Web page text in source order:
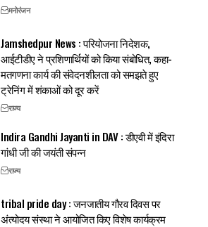
मनोरंजन
Jamshedpur News : परियोजना निदेशक,
आईटीडीए ने प्रशिणार्थियों को किया संबोधित, कहा-
मतगणना कार्य की संवेदनशीलता को समझते हुए
ट्रेनिंग में शंकाओं को दूर करें
राज्य
Indira Gandhi Jayanti in DAV : डीएवी में इंदिरा
गांधी जी की जयंती संपन्न
राज्य
tribal pride day : जनजातीय गौरव दिवस पर
अंत्योदय संस्था ने आयोजित किए विशेष कार्यक्रम